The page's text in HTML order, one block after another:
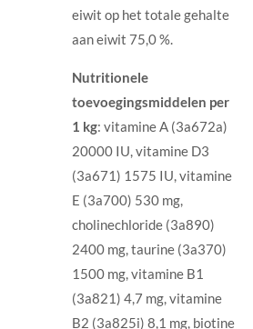
eiwit op het totale gehalte
aan eiwit 75,0 %.
Nutritionele
toevoegingsmiddelen per
1 kg: vitamine A (3a672a)
20000 IU, vitamine D3
(3a671) 1575 IU, vitamine
E (3a700) 530 mg,
cholinechloride (3a890)
2400 mg, taurine (3a370)
1500 mg, vitamine B1
(3a821) 4,7 mg, vitamine
B2 (3a825i) 8,1 mg, biotine